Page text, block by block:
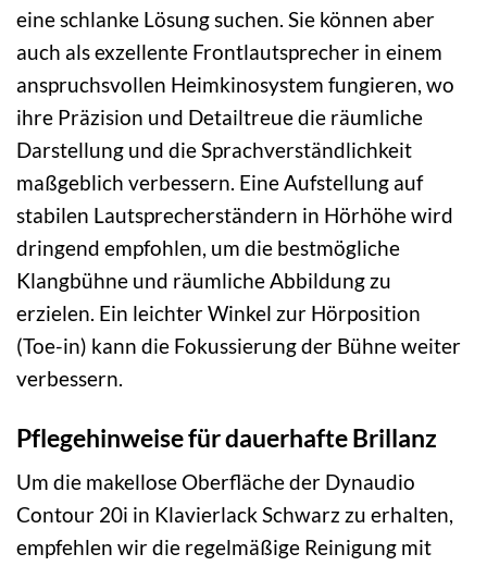
eine schlanke Lösung suchen. Sie können aber
auch als exzellente Frontlautsprecher in einem
anspruchsvollen Heimkinosystem fungieren, wo
ihre Präzision und Detailtreue die räumliche
Darstellung und die Sprachverständlichkeit
maßgeblich verbessern. Eine Aufstellung auf
stabilen Lautsprecherständern in Hörhöhe wird
dringend empfohlen, um die bestmögliche
Klangbühne und räumliche Abbildung zu
erzielen. Ein leichter Winkel zur Hörposition
(Toe-in) kann die Fokussierung der Bühne weiter
verbessern.
Pflegehinweise für dauerhafte Brillanz
Um die makellose Oberfläche der Dynaudio
Contour 20i in Klavierlack Schwarz zu erhalten,
empfehlen wir die regelmäßige Reinigung mit